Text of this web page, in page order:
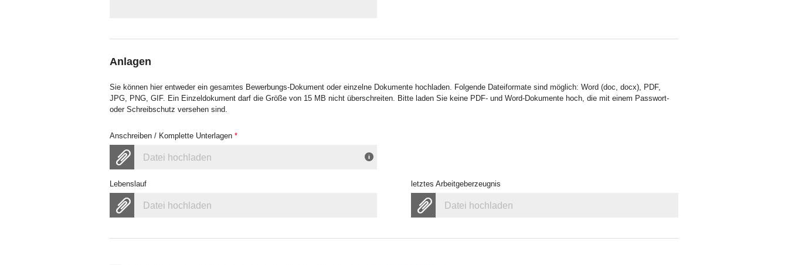
Anlagen
Sie können hier entweder ein gesamtes Bewerbungs-Dokument oder einzelne Dokumente hochladen. Folgende Dateiformate sind möglich: Word (doc, docx), PDF,
JPG, PNG, GIF. Ein Einzeldokument darf die Größe von 15 MB nicht überschreiten. Bitte laden Sie keine PDF- und Word-Dokumente hoch, die mit einem Passwort-
oder Schreibschutz versehen sind.
Anschreiben / Komplette Unterlagen *
Datei hochladen
Lebenslauf
Datei hochladen
letztes Arbeitgeberzeugnis
Datei hochladen